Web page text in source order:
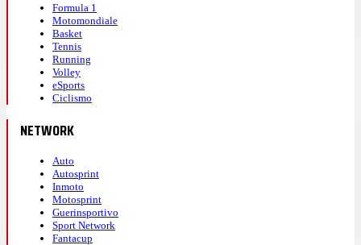
Formula 1
Motomondiale
Basket
Tennis
Running
Volley
eSports
Ciclismo
NETWORK
Auto
Autosprint
Inmoto
Motosprint
Guerinsportivo
Sport Network
Fantacup